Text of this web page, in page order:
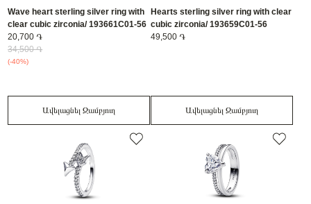
Wave heart sterling silver ring with
clear cubic zirconia/ 193661C01-56
20,700 ֏
34,500 ֏
(-40%)
Ավելացնել Զամբյուղ
Hearts sterling silver ring with clear
cubic zirconia/ 193659C01-56
49,500 ֏
Ավելացնել Զամբյուղ